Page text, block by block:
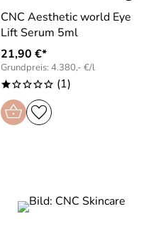
CNC Aesthetic world Eye
Lift Serum 5ml
21,90 €*
Grundpreis: 4.380,- €/l
*oooo (1)